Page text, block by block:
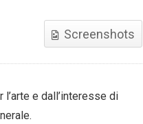
Screenshots
e dall’interesse di